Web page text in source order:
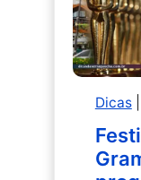
Dicas|